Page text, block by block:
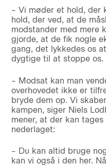
– Vi møder et hold,
hold, der ved, at de
modstander med mere
gjorde, at de fik nogle
gang, det lykkedes os
dygtige til at stoppe os.
– Modsat kan man
overhovedet ikke er
bryde dem op. Vi
kampen, siger Niels
mener, at der kan
nederlaget:
– Du kan altid bruge
kan vi også i den her.